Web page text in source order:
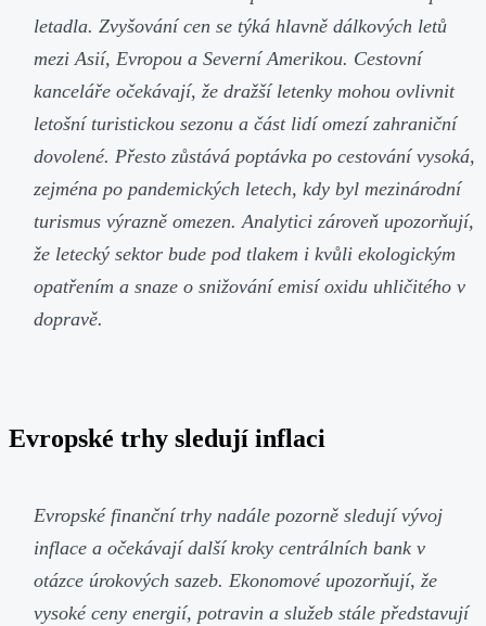
letadla. Zvyšování cen se týká hlavně dálkových letů
mezi Asií, Evropou a Severní Amerikou. Cestovní
kanceláře očekávají, že dražší letenky mohou ovlivnit
letošní turistickou sezonu a část lidí omezí zahraniční
dovolené. Přesto zůstává poptávka po cestování vysoká,
zejména po pandemických letech, kdy byl mezinárodní
turismus výrazně omezen. Analytici zároveň upozorňují,
že letecký sektor bude pod tlakem i kvůli ekologickým
opatřením a snaze o snižování emisí oxidu uhličitého v
dopravě.
Evropské trhy sledují inflaci
Evropské finanční trhy nadále pozorně sledují vývoj
inflace a očekávají další kroky centrálních bank v
otázce úrokových sazeb. Ekonomové upozorňují, že
vysoké ceny energií, potravin a služeb stále představují